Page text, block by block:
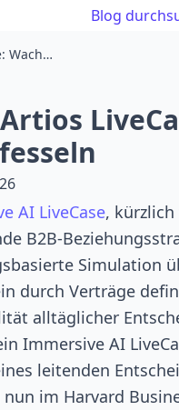
Im Inneren des PakTek–Artios LiveCase: Wachstum in B2B-Beziehungen entfesseln
AI LiveCase,
B2B-
Simulation
durch Verträge
alltäglicher
Immersive AI
leitenden
im Harvard